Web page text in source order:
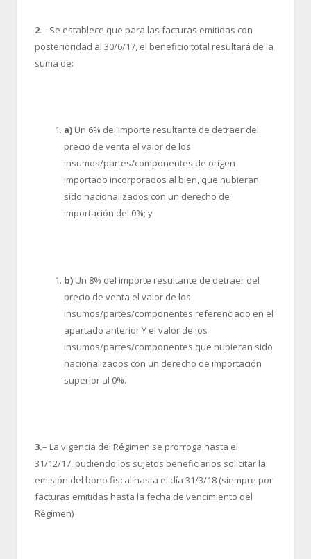
2.– Se establece que para las facturas emitidas con
posterioridad al 30/6/17, el beneficio total resultará de la
suma de:
a) Un 6% del importe resultante de detraer del
precio de venta el valor de los
insumos/partes/componentes de origen
importado incorporados al bien, que hubieran
sido nacionalizados con un derecho de
importación del 0%; y
b) Un 8% del importe resultante de detraer del
precio de venta el valor de los
insumos/partes/componentes referenciado en el
apartado anterior Y el valor de los
insumos/partes/componentes que hubieran sido
nacionalizados con un derecho de importación
superior al 0%.
3.– La vigencia del Régimen se prorroga hasta el
31/12/17, pudiendo los sujetos beneficiarios solicitar la
emisión del bono fiscal hasta el día 31/3/18 (siempre por
facturas emitidas hasta la fecha de vencimiento del
Régimen)